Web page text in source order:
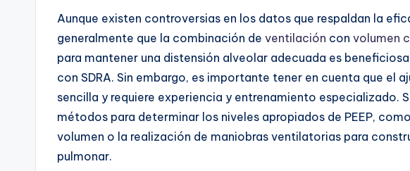
Aunque existen controversias en los datos que respaldan la
generalmente que la combinación de ventilación con volumen
para mantener una distensión alveolar adecuada es
con SDRA. Sin embargo, es importante tener en cuenta que el
sencilla y requiere experiencia y entrenamiento especializado.
métodos para determinar los niveles apropiados de PEEP,
volumen o la realización de maniobras ventilatorias para
pulmonar.